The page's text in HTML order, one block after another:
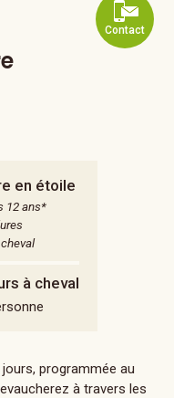
Contact
en étoile
12 ans*
à cheval
programmée au
à travers les